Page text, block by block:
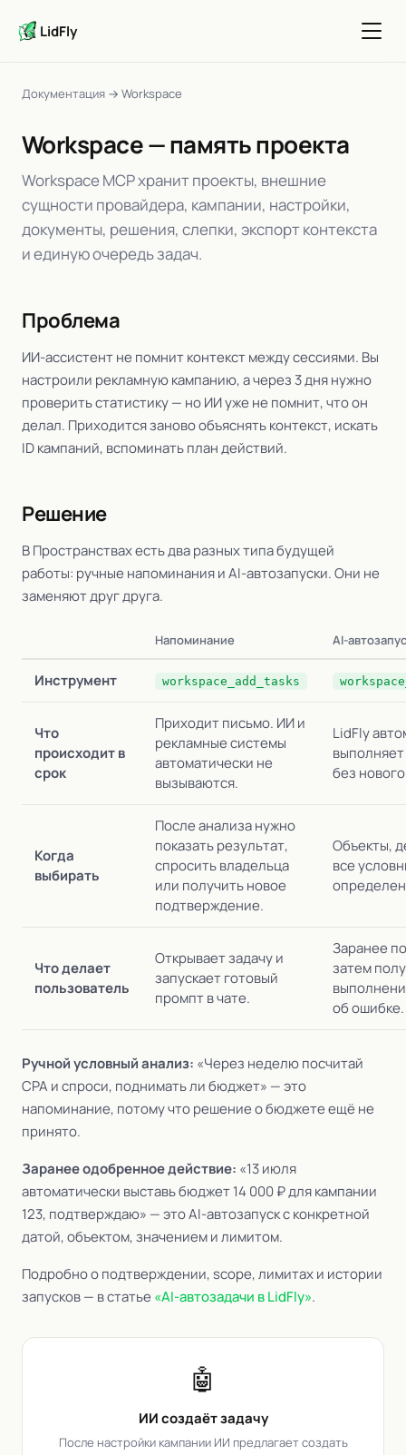
LidFly
Документация → Workspace
Workspace — память проекта
Workspace MCP хранит проекты, внешние
сущности провайдера, кампании, настройки,
документы, решения, слепки, экспорт контекста
и единую очередь задач.
Проблема
ИИ-ассистент не помнит контекст между сессиями. Вы
настроили рекламную кампанию, а через 3 дня нужно
проверить статистику — но ИИ уже не помнит, что он
делал. Приходится заново объяснять контекст, искать
ID кампаний, вспоминать план действий.
Решение
В Пространствах есть два разных типа будущей
работы: ручные напоминания и AI-автозапуски. Они не
заменяют друг друга.
Напоминание AI-
Инструмент workspace_add_tasks
Что
происходит в
срок
Приходит письмо. ИИ и
рекламные системы
автоматически не
вызываются.
LidFly
без
Когда
выбирать
После анализа нужно
показать результат,
спросить владельца
или получить новое
подтверждение.
Объекты,
все
Что делает
пользователь
Открывает задачу и
запускает готовый
промпт в чате.
Заранее
затем
об ошибке.
Ручной условный анализ: «Через неделю посчитай
CPA и спроси, поднимать ли бюджет» — это
напоминание, потому что решение о бюджете ещё не
принято.
Заранее одобренное действие: «13 июля
автоматически выставь бюджет 14 000 ₽ для кампании
123, подтверждаю» — это AI-автозапуск с конкретной
датой, объектом, значением и лимитом.
Подробно о подтверждении, scope, лимитах и истории
запусков — в статье «AI-автозадачи в LidFly».
🤖
ИИ создаёт задачу
После настройки кампании ИИ предлагает создать